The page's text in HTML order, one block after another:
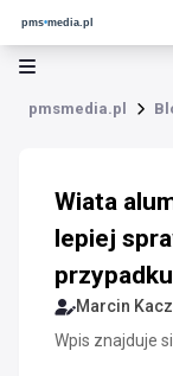
pmsmedia.pl
Wiata
lepiej
Marcin
Wpis znajduje